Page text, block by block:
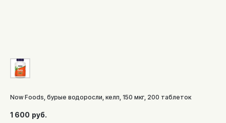
Now Foods, бурые водоросли, келп, 150 мкг, 200 таблеток
1 600 руб.